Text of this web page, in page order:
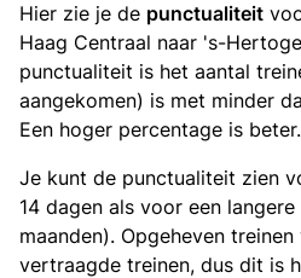
Hier zie je de punctualiteit
Haag Centraal naar 's-
punctualiteit is het aantal
aangekomen) is met minder
Een hoger percentage is beter.
Je kunt de punctualiteit zien
14 dagen als voor een
maanden). Opgeheven
vertraagde treinen, dus dit is